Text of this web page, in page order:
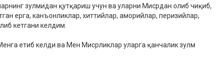
зулмидан қутқариш учун ва уларни Мисрдан олиб чиқиб,
ерга, канъонликлар, хиттийлар, аморийлар, перизийлар,
кетгани келдим.
етиб келди ва Мен Мисрликлар уларга қанчалик зулм